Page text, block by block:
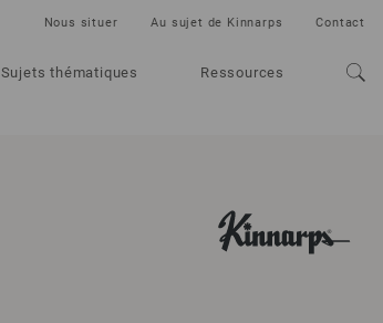
Sujets thématiques Ressources
Nous situer Au sujet de Kinnarps Contact